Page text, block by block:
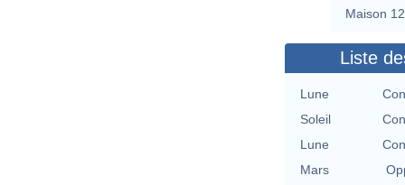
Maison 12
Liste
Lune
Soleil
Lune
Mars